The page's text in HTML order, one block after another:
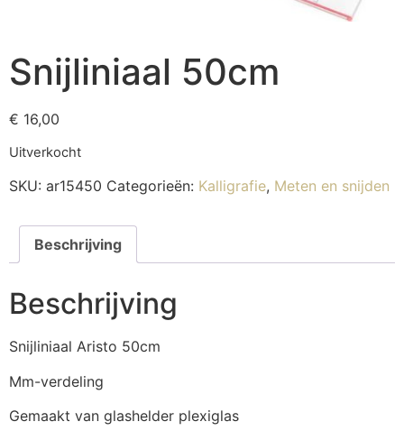
Snijliniaal 50cm
€ 16,00
Uitverkocht
SKU: ar15450 Categorieën: Kalligrafie, Meten en snijden
Beschrijving
Beschrijving
Snijliniaal Aristo 50cm
Mm-verdeling
Gemaakt van glashelder plexiglas